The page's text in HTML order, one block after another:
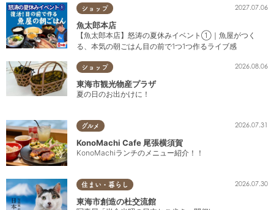
ショップ 2027.07.06
魚太郎本店
【魚太郎本店】怒涛の夏休みイベント①｜魚屋がつく
る、本気の朝ごはん目の前で1つ1つ作るライブ感
ショップ 2026.08.06
東海市観光物産プラザ
夏の日のお出かけに！
グルメ 2026.07.31
KonoMachi Cafe 尾張横須賀
KonoMachiランチのメニュー紹介！！
住まい・暮らし 2026.07.30
東海市創造の杜交流館